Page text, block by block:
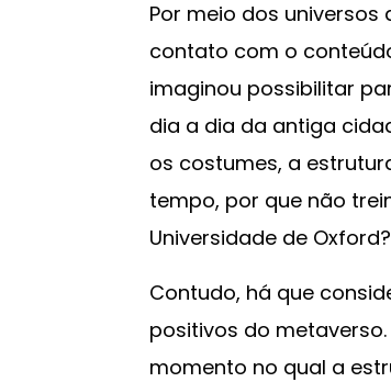
Por meio dos
contato com o
imaginou possibilitar
dia a dia da antiga
os costumes, a
tempo, por que não
Universidade de
Contudo, há que
positivos do
momento no qual a